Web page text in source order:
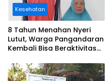
Kesehatan
8 Tahun Menahan Nyeri
Lutut, Warga Pangandaran
Kembali Bisa Beraktivitas
Ditanggung BPJS